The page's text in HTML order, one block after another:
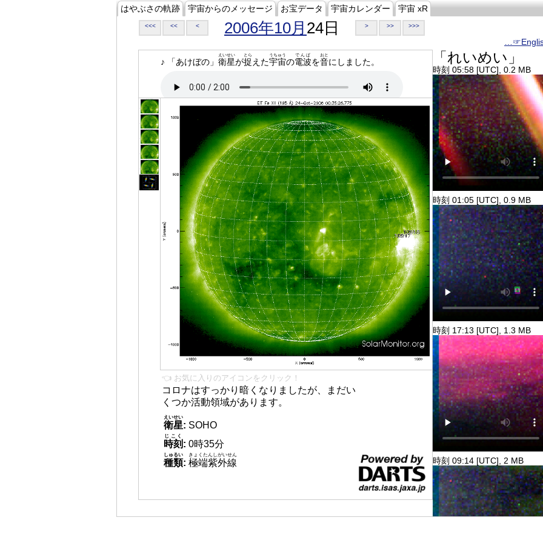
はやぶさの軌跡 宇宙からのメッセージ お宝データ 宇宙カレンダー 宇宙 xR
<<< << < 2006年10月 24日 > >> >>>
♪ 「あけぼの」 衛星
えいせい
が捉
とら
えた宇宙
うちゅう
の電波
でんぱ
を音
おと
にしました。
👈 お気に入りのアイコンをクリック！
コロナはすっかり暗くなりましたが、まだい
くつか活動領域があります。
衛星
えいせい
: SOHO
時刻
じこく
: 0時35分
種類
しゅるい
: 極端紫外線
きょくたんしがいせん
「れいめい」
時刻 05:58 [UTC], 0.2 MB
時刻 01:05 [UTC], 0.9 MB
時刻 17:13 [UTC], 1.3 MB
時刻 09:14 [UTC], 2 MB